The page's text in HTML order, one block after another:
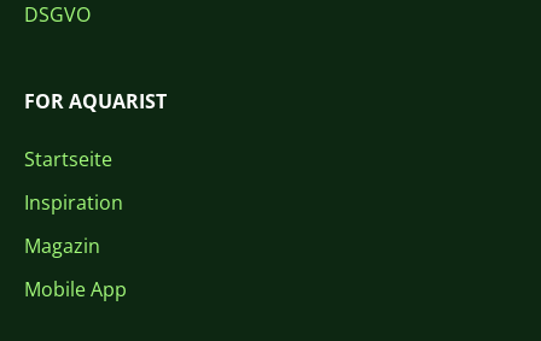
DSGVO
FOR AQUARIST
Startseite
Inspiration
Magazin
Mobile App